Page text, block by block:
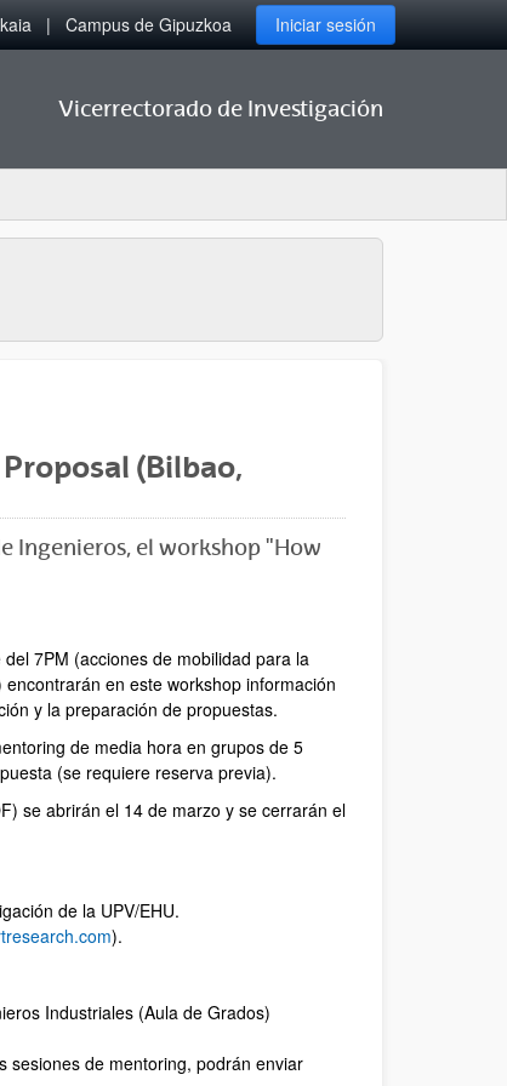
Campus de Gipuzkoa Iniciar sesión
Vicerrectorado de Investigación
(Bilbao,
Ingenieros, el workshop "How
7PM (acciones de mobilidad para la
en este workshop información
y la preparación de propuestas.
de media hora en grupos de 5
(se requiere reserva previa).
se abrirán el 14 de marzo y se cerrarán el
de la UPV/EHU.
).
Industriales (Aula de Grados)
sesiones de mentoring, podrán enviar